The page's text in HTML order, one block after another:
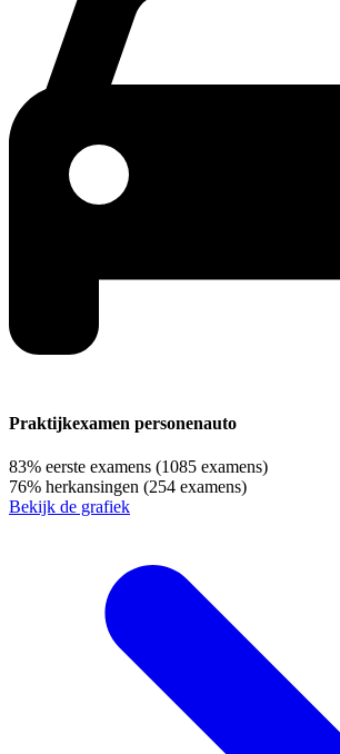
Praktijkexamen personenauto
83% eerste examens (1085 examens)
76% herkansingen (254 examens)
Bekijk de grafiek